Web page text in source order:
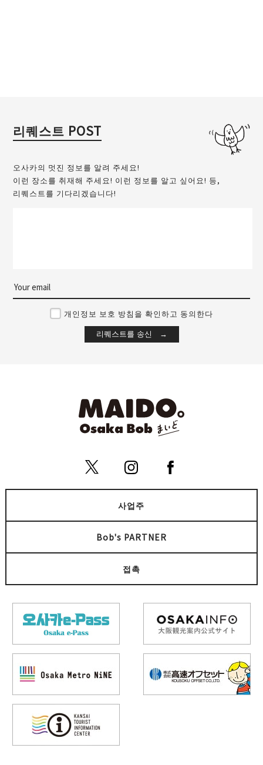
리퀘스트 POST
오사카의 멋진 정보를 알려 주세요!
이런 장소를 취재해 주세요! 이런 정보를 알고 싶어요! 등,
리퀘스트를 기다리겠습니다!
개인정보 보호 방침을 확인하고 동의한다
사업주
Bob's PARTNER
접촉